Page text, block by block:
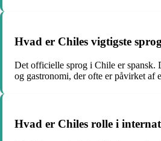
Hvad er Chiles vigtigste
Det officielle sprog i Chile er spansk.
og gastronomi, der ofte er påvirket af
Hvad er Chiles rolle i